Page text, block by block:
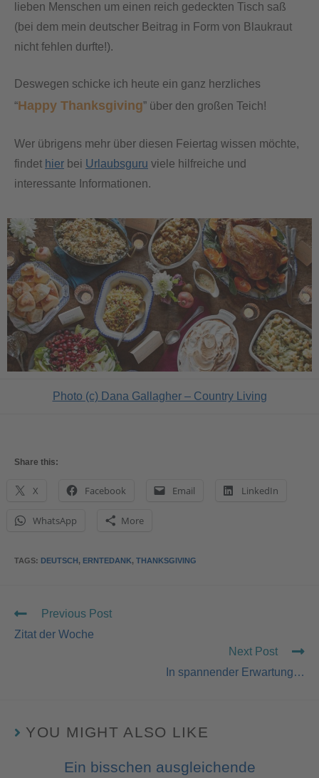
lieben Menschen um einen reich gedeckten Tisch saß
(bei dem mein deutscher Beitrag in Form von Blaukraut
nicht fehlen durfte!).
Deswegen schicke ich heute ein ganz herzliches
“Happy Thanksgiving” über den großen Teich!
Wer übrigens mehr über diesen Feiertag wissen möchte,
findet hier bei Urlaubsguru viele hilfreiche und
interessante Informationen.
Photo (c) Dana Gallagher – Country Living
Share this:
X Facebook Email LinkedIn
WhatsApp More
TAGS: DEUTSCH, ERNTEDANK, THANKSGIVING
Previous Post
Zitat der Woche
Next Post
In spannender Erwartung…
YOU MIGHT ALSO LIKE
Ein bisschen ausgleichende